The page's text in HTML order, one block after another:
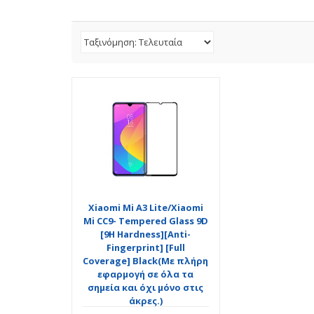
Xiaomi Mi A3 Lite/Xiaomi
Mi CC9- Tempered Glass 9D
[9H Hardness][Anti-
Fingerprint] [Full
Coverage] Black(Με πλήρη
εφαρμογή σε όλα τα
σημεία και όχι μόνο στις
άκρες.)